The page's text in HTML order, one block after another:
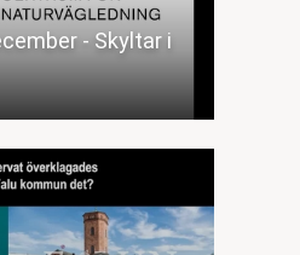
- Skyltar i